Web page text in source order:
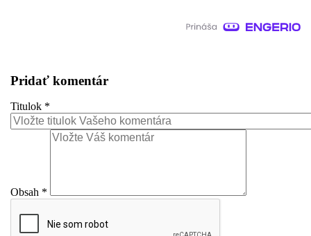
Pridať komentár
Titulok *
Obsah *